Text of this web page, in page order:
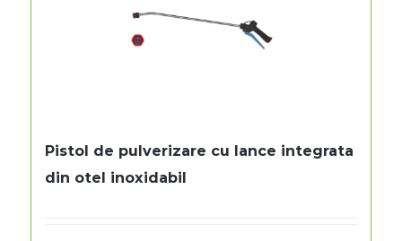
Pistol de pulverizare cu lance integrata
din otel inoxidabil